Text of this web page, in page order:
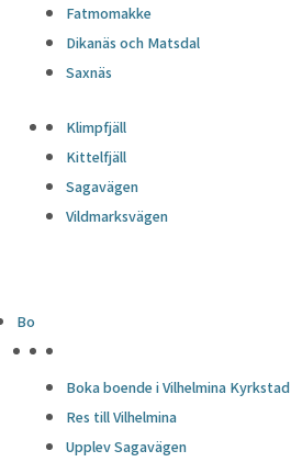
Fatmomakke
Dikanäs och Matsdal
Saxnäs
Klimpfjäll
Kittelfjäll
Sagavägen
Vildmarksvägen
Bo
Boka boende i Vilhelmina Kyrkstad
Res till Vilhelmina
Upplev Sagavägen